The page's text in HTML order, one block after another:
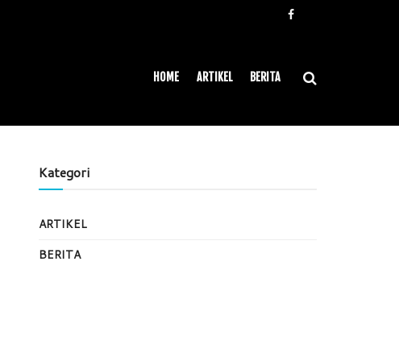
HOME ARTIKEL BERITA
Kategori
ARTIKEL
BERITA